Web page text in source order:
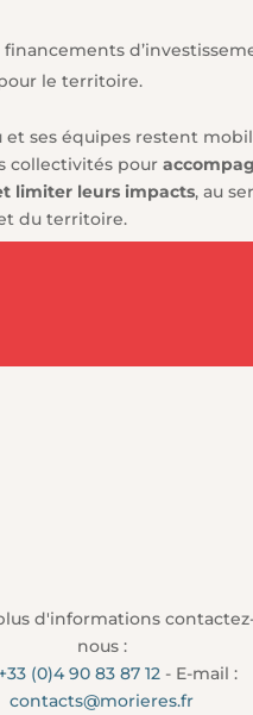
le territoire.
et ses équipes restent
collectivités pour
limiter leurs impacts, au
du territoire.
d'informations
nous :
+33 (0)4 90 83 87 12 - E-mail :
contacts@morieres.fr